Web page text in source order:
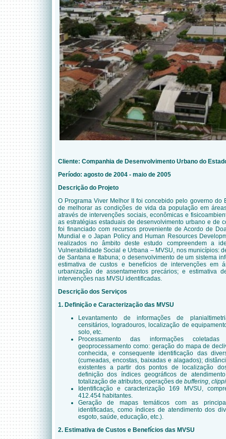
Cliente: Companhia de Desenvolvimento Urbano do
Período: agosto de 2004 - maio de 2005
Descrição do Projeto
O Programa Viver Melhor II foi concebido pelo governo do
de melhorar as condições de vida da população em
através de intervenções sociais, econômicas e
as estratégias estaduais de desenvolvimento urbano e de
foi financiado com recursos proveniente de Acordo de
Mundial e o Japan Policy and Human Resources
realizados no âmbito deste estudo compreendem a
Vulnerabilidade Social e Urbana – MVSU, nos municípios:
de Santana e Itabuna; o desenvolvimento de um sistema
estimativa de custos e benefícios de intervenções em
urbanização de assentamentos precários; e estimativa
intervenções nas MVSU identificadas.
Descrição dos Serviços
1. Definição e Caracterização das MVSU
Levantamento de informações de
censitários, logradouros, localização de
solo, etc.
Processamento das informações
geoprocessamento como: geração do mapa de
conhecida, e consequente identificação das
(cumeadas, encostas, baixadas e alagados);
existentes a partir dos pontos de localização
definição dos índices geográficos de
totalização de atributos, operações de buffering,
Identificação e caracterização 169 MVSU,
412.454 habitantes.
Geração de mapas temáticos com as
identificadas, como índices de atendimento dos
esgoto, saúde, educação, etc.).
2. Estimativa de Custos e Benefícios das MVSU